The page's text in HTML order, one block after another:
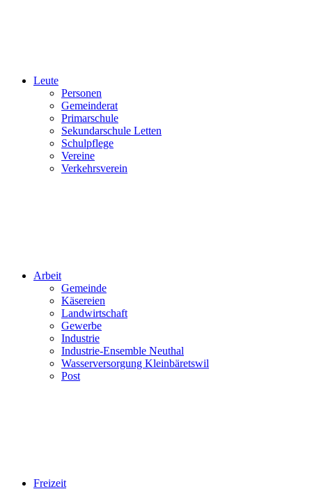
Leute
Personen
Gemeinderat
Primarschule
Sekundarschule Letten
Schulpflege
Vereine
Verkehrsverein
Arbeit
Gemeinde
Käsereien
Landwirtschaft
Gewerbe
Industrie
Industrie-Ensemble Neuthal
Wasserversorgung Kleinbäretswil
Post
Freizeit